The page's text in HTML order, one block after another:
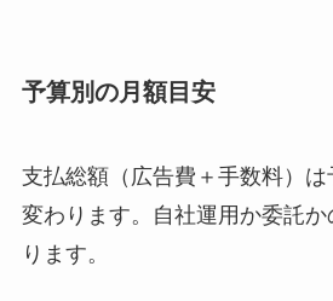
予算別の月額目安
支払総額（広告費＋手数料）は
変わります。自社運用か委託
ります。